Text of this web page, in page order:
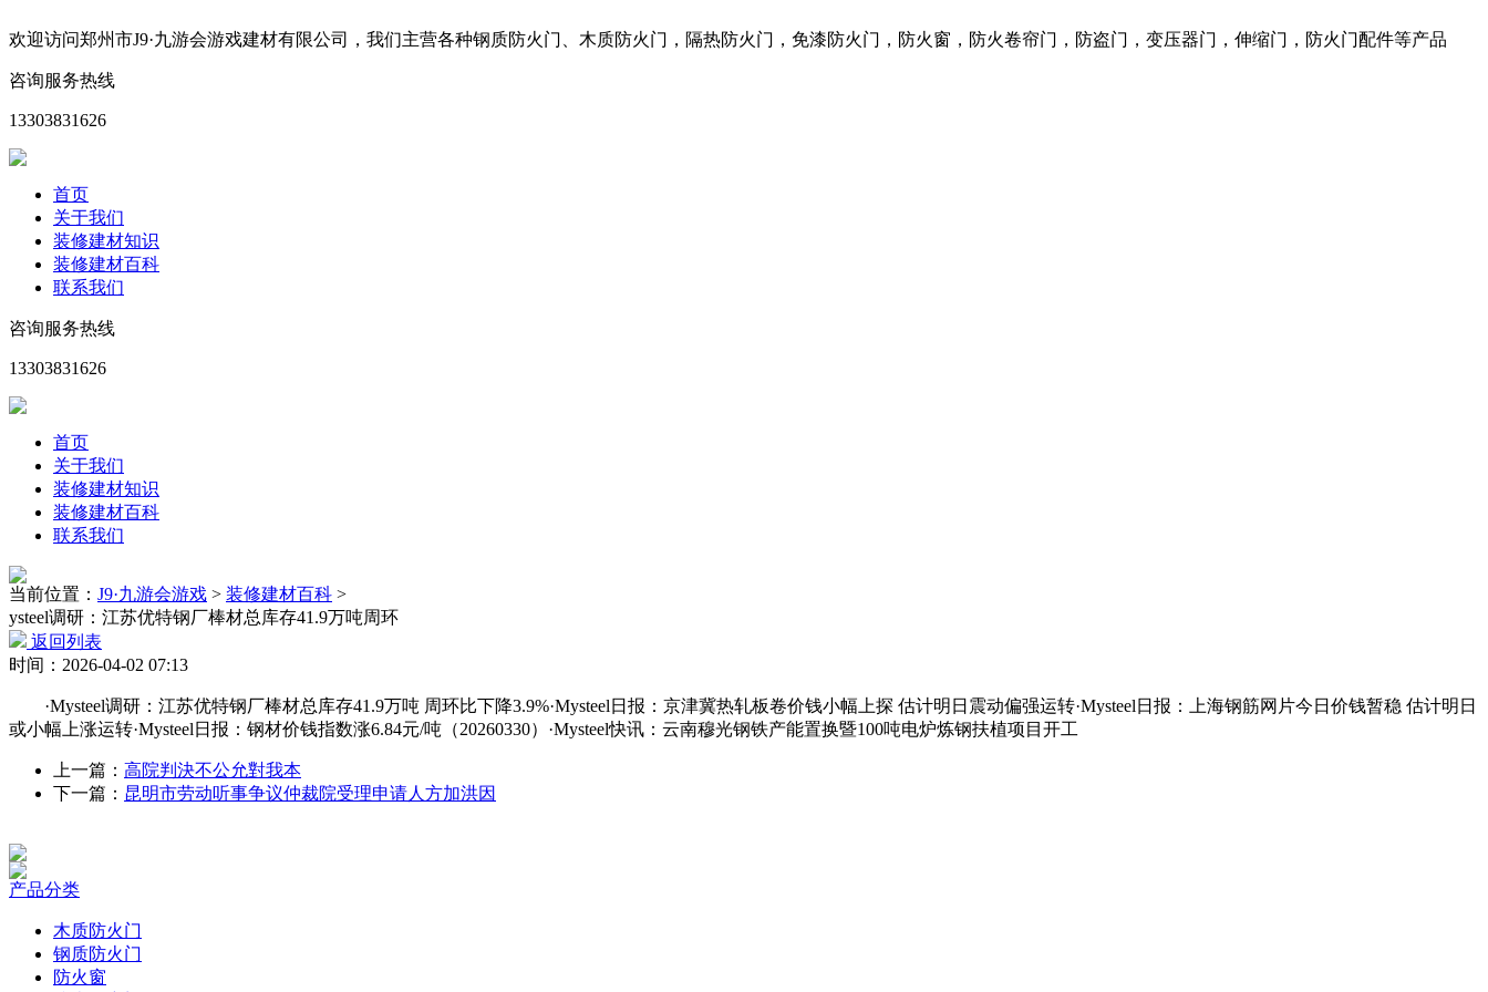
欢迎访问郑州市J9·九游会游戏建材有限公司，我们主营各种钢质防火门、木质防火门，隔热防火门，免漆防火门，防火窗，防火卷帘门，防盗门，变压器门，伸缩门，防火门配件等产品
咨询服务热线
13303831626
首页
关于我们
装修建材知识
装修建材百科
联系我们
咨询服务热线
13303831626
首页
关于我们
装修建材知识
装修建材百科
联系我们
当前位置： J9·九游会游戏 > 装修建材百科 >
ysteel调研：江苏优特钢厂棒材总库存41.9万吨周环
返回列表
时间：2026-04-02 07:13
·Mysteel调研：江苏优特钢厂棒材总库存41.9万吨 周环比下降3.9%·Mysteel日报：京津冀热轧板卷价钱小幅上探 估计明日震动偏强运转·Mysteel日报：上海钢筋网片今日价钱暂稳 估计明日
或小幅上涨运转·Mysteel日报：钢材价钱指数涨6.84元/吨（20260330）·Mysteel快讯：云南穆光钢铁产能置换暨100吨电炉炼钢扶植项目开工
上一篇： 高院判決不公允對我本
下一篇： 昆明市劳动听事争议仲裁院受理申请人方加洪因
产品分类
木质防火门
钢质防火门
防火窗